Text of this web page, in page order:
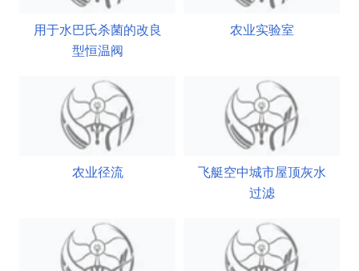
用于水巴氏杀菌的改良
型恒温阀
农业实验室
农业径流
飞艇空中城市屋顶灰水
过滤